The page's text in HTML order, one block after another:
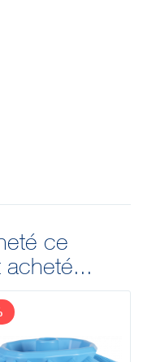
ce
acheté...